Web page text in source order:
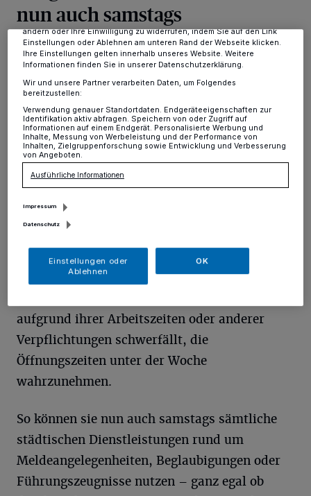
nun auch samstags
Hochdahl·Ab Juni 2024 bietet das Bürgerbüro in
Hochdahl im Rahmen einer Testphase fortan an jedem
ersten Samstag des Monats zwischen 9 und 12 Uhr
zusätzliche Serviceleistungen an.
24.05.2024 , 19:15 Uhr Eine Minute Lesezeit
D
as Angebot richtet sich insbesondere an
aufgrund ihrer Arbeitszeiten oder anderer
Verpflichtungen schwerfällt, die
Öffnungszeiten unter der Woche
wahrzunehmen.
So können sie nun auch samstags sämtliche
städtischen Dienstleistungen rund um
Meldeangelegenheiten, Beglaubigungen oder
Führungszeugnisse nutzen – ganz egal ob
Anzeigen möglicherweise nicht mehr so relevant für Sie. Sie können
dieses Menü jederzeit wieder aufrufen, um Ihre Einstellungen zu
ändern oder Ihre Einwilligung zu widerrufen, indem Sie auf den Link
Einstellungen oder Ablehnen am unteren Rand der Webseite klicken.
Ihre Einstellungen gelten innerhalb unseres Website. Weitere
Informationen finden Sie in unserer Datenschutzerklärung.
Wir und unsere Partner verarbeiten Daten, um Folgendes
bereitzustellen:
Verwendung genauer Standortdaten. Endgeräteeigenschaften zur
Identifikation aktiv abfragen. Speichern von oder Zugriff auf
Informationen auf einem Endgerät. Personalisierte Werbung und
Inhalte, Messung von Werbeleistung und der Performance von
Inhalten, Zielgruppenforschung sowie Entwicklung und Verbesserung
von Angeboten.
Ausführliche Informationen
Impressum
Datenschutz
Einstellungen oder
Ablehnen
OK